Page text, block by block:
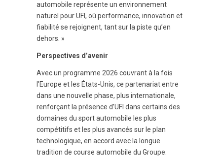
automobile représente un environnement
naturel pour UFI, où performance, innovation et
fiabilité se rejoignent, tant sur la piste qu’en
dehors. »
Perspectives d’avenir
Avec un programme 2026 couvrant à la fois
l’Europe et les États-Unis, ce partenariat entre
dans une nouvelle phase, plus internationale,
renforçant la présence d’UFI dans certains des
domaines du sport automobile les plus
compétitifs et les plus avancés sur le plan
technologique, en accord avec la longue
tradition de course automobile du Groupe.